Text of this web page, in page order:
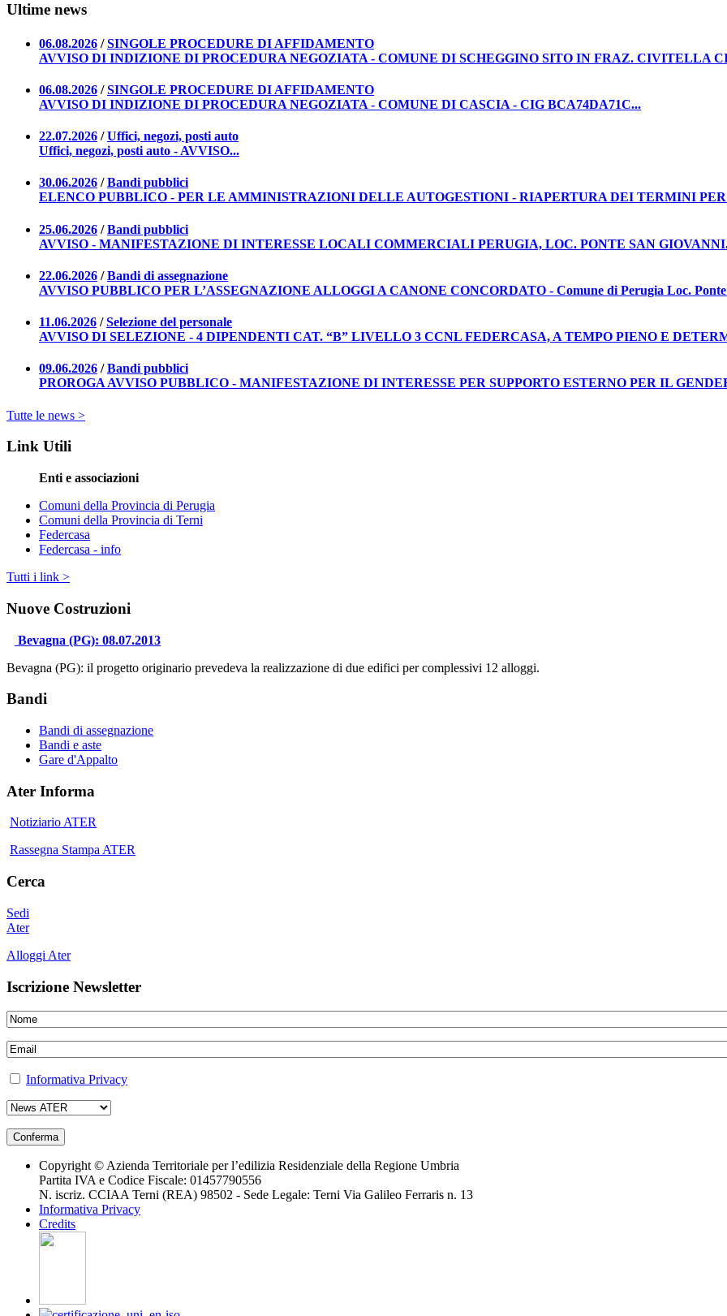
Ultime news
06.08.2026 /SINGOLE PROCEDURE DI AFFIDAMENTO
AVVISO DI INDIZIONE DI PROCEDURA NEGOZIATA - COMUNE DI SCHEGGINO SITO IN FRAZ. CIVITELLA
06.08.2026 /SINGOLE PROCEDURE DI AFFIDAMENTO
AVVISO DI INDIZIONE DI PROCEDURA NEGOZIATA - COMUNE DI CASCIA - CIG BCA74DA71C...
22.07.2026 /Uffici, negozi, posti auto
Uffici, negozi, posti auto - AVVISO...
30.06.2026 /Bandi pubblici
ELENCO PUBBLICO - PER LE AMMINISTRAZIONI DELLE AUTOGESTIONI - RIAPERTURA DEI TERMINI
25.06.2026 /Bandi pubblici
AVVISO - MANIFESTAZIONE DI INTERESSE LOCALI COMMERCIALI PERUGIA, LOC. PONTE SAN
22.06.2026 /Bandi di assegnazione
AVVISO PUBBLICO PER L’ASSEGNAZIONE ALLOGGI A CANONE CONCORDATO - Comune di Perugia Loc. Ponte
11.06.2026 /Selezione del personale
AVVISO DI SELEZIONE - 4 DIPENDENTI CAT. “B” LIVELLO 3 CCNL FEDERCASA, A TEMPO PIENO E
09.06.2026 /Bandi pubblici
PROROGA AVVISO PUBBLICO - MANIFESTAZIONE DI INTERESSE PER SUPPORTO ESTERNO PER IL
Tutte le news >
Link Utili
Enti e associazioni
Comuni della Provincia di Perugia
Comuni della Provincia di Terni
Federcasa
Federcasa - info
Tutti i link >
Nuove Costruzioni
Bevagna (PG): 08.07.2013
Bevagna (PG): il progetto originario prevedeva la realizzazione di due edifici per complessivi 12 alloggi.
Bandi
Bandi di assegnazione
Bandi e aste
Gare d'Appalto
Ater Informa
Notiziario ATER
Rassegna Stampa ATER
Cerca
Sedi
Ater
Alloggi Ater
Iscrizione Newsletter
Informativa Privacy
Copyright © Azienda Territoriale per l’edilizia Residenziale della Regione Umbria
Partita IVA e Codice Fiscale: 01457790556
N. iscriz. CCIAA Terni (REA) 98502 - Sede Legale: Terni Via Galileo Ferraris n. 13
Informativa Privacy
Credits